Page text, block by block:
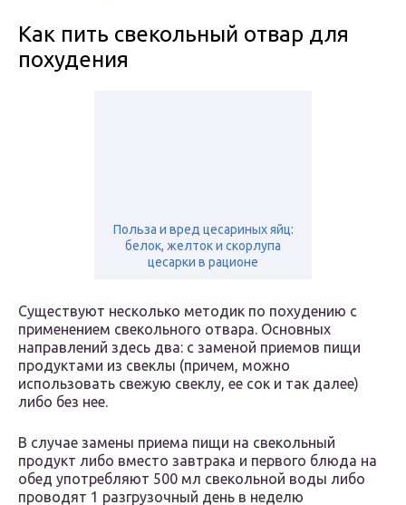
Как пить свекольный отвар для
похудения
Польза и вред цесариных яйц:
белок, желток и скорлупа
цесарки в рационе
Существуют несколько методик по похудению с
применением свекольного отвара. Основных
направлений здесь два: с заменой приемов пищи
продуктами из свеклы (причем, можно
использовать свежую свеклу, ее сок и так далее)
либо без нее.
В случае замены приема пищи на свекольный
продукт либо вместо завтрака и первого блюда на
обед употребляют 500 мл свекольной воды либо
проводят 1 разгрузочный день в неделю